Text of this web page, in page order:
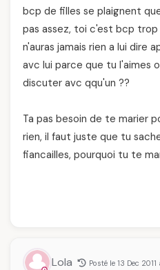
bcp de filles se plaignent
pas assez, toi c'est bcp
n'auras jamais rien a lui dire
avc lui parce que tu l'aimes
discuter avc qqu'un ??
Ta pas besoin de te marier
rien, il faut juste que tu
fiancailles, pourquoi tu te
Lola Posté le 13 Dec 2011